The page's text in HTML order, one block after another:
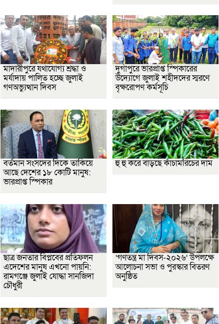
মাদারীপুরে যথাযোগ্য শ্রদ্ধা ও
মর্যাদায় পালিত হচ্ছে জুলাই
গণঅভ্যুত্থান দিবস
দুর্গাপুরে ভারপ্রাপ্ত স্পিকারের
উদ্যোগে জুলাই শহীদদের স্মরণে
বৃক্ষরোপণ কর্মসূচি
বর্তমান সংসদের দিকে তাকিয়ে
আছে দেশের ১৮ কোটি মানুষ:
ভারপ্রাপ্ত স্পিকার
হু হু করে বাড়ছে কাঁচামরিচের দাম
ছাত্র জনতার বিপ্লবের প্রতিফলন
এদেশের মানুষ এখনো পায়নি:
রামগঞ্জে জুলাই যোদ্ধা সানজিদা
চৌধুরী
‘গণতন্ত্র মা দিবস-২০২৬’ উপলক্ষে
আলোচনা সভা ও পুরস্কার বিতরণ
অনুষ্ঠিত